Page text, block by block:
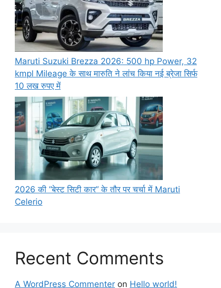
Maruti Suzuki Brezza 2026: 500 hp Power, 32
kmpl Mileage के साथ मारुति ने लांच किया नई ब्रेजा सिर्फ
10 लख रुपए में
2026 की “बेस्ट सिटी कार” के तौर पर चर्चा में Maruti
Celerio
Recent Comments
A WordPress Commenter on Hello world!